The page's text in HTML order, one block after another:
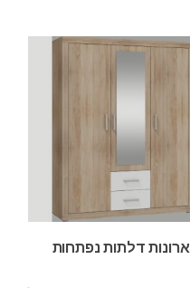
ארונות דלתות נפתחות